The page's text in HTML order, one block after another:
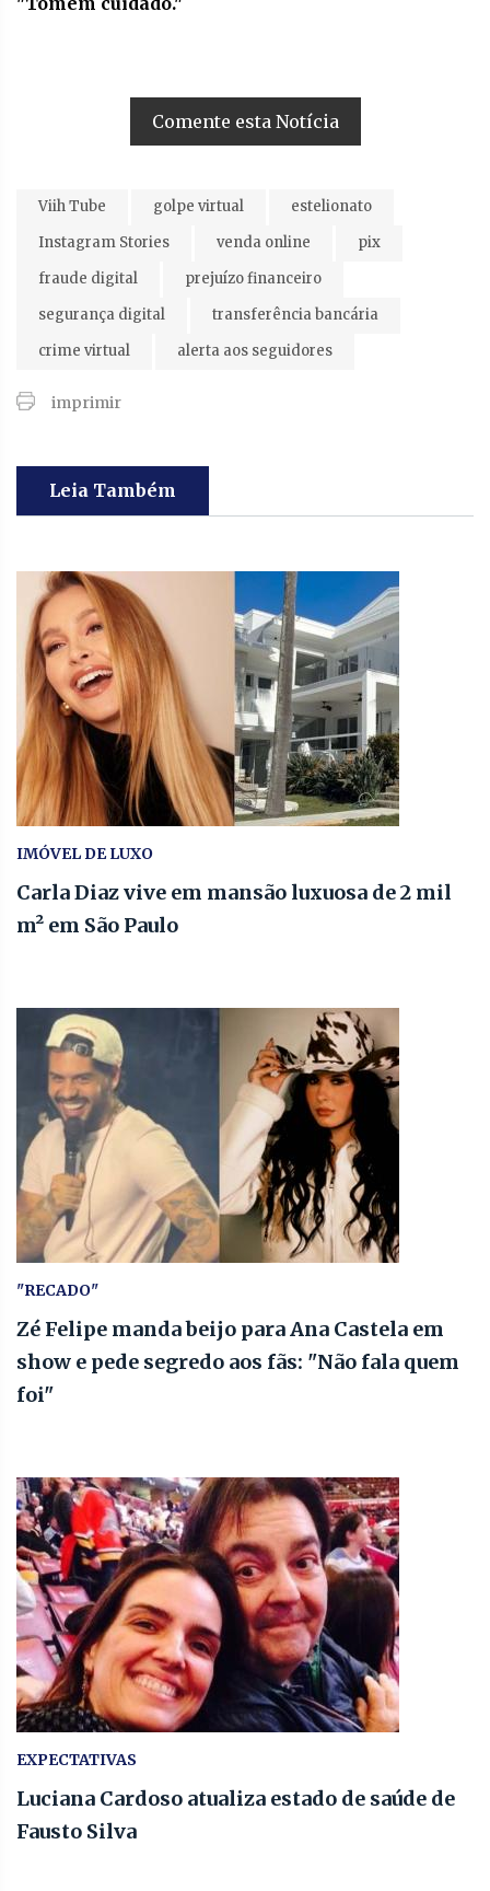
Comente esta Notícia
Viih Tube golpe virtual
estelionato
Instagram Stories
venda online
pix
fraude digital
prejuízo financeiro
segurança digital
transferência bancária
crime virtual
alerta aos seguidores
imprimir
Leia Também
IMÓVEL DE LUXO
Carla Diaz vive em mansão luxuosa de 2 mil
m² em São Paulo
"RECADO"
Zé Felipe manda beijo para Ana Castela em
show e pede segredo aos fãs: "Não fala quem
foi"
EXPECTATIVAS
Luciana Cardoso atualiza estado de saúde de
Fausto Silva